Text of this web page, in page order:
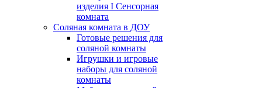
изделия I Сенсорная
комната
Соляная комната в ДОУ
Готовые решения для
соляной комнаты
Игрушки и игровые
наборы для соляной
комнаты